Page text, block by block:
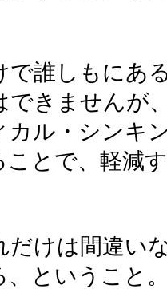
で誰しもにあ
できませんが
カル・シンキ
ことで、軽減
だけは間違い
、ということ